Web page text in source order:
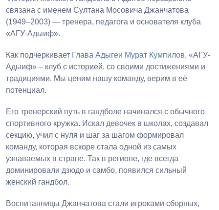
связана с именем Султана Мосовича Джанчатова
(1949–2003) — тренера, педагога и основателя клуба
«АГУ-Адыиф».
Как подчеркивает Глава Адыгеи Мурат Кумпилов, «АГУ-
Адыиф» – клуб с историей, со своими достижениями и
традициями. Мы ценим нашу команду, верим в её
потенциал.
Его тренерский путь в гандболе начинался с обычного
спортивного кружка. Искал девочек в школах, создавал
секцию, учил с нуля и шаг за шагом формировал
команду, которая вскоре стала одной из самых
узнаваемых в стране. Так в регионе, где всегда
доминировали дзюдо и самбо, появился сильный
женский гандбол.
Воспитанницы Джанчатова стали игроками сборных,